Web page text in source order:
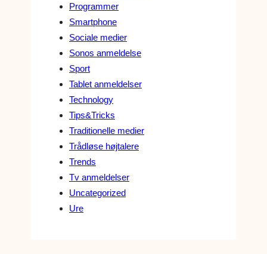
Programmer
Smartphone
Sociale medier
Sonos anmeldelse
Sport
Tablet anmeldelser
Technology
Tips&Tricks
Traditionelle medier
Trådløse højtalere
Trends
Tv anmeldelser
Uncategorized
Ure